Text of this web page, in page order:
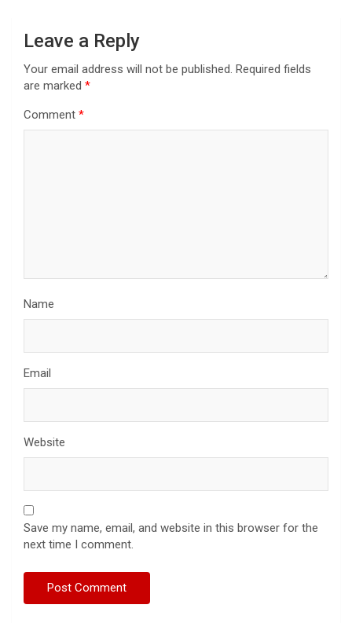
Leave a Reply
Your email address will not be published. Required fields
are marked *
Comment *
Name
Email
Website
Save my name, email, and website in this browser for the
next time I comment.